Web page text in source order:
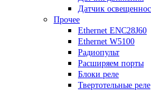
Датчик
Прочее
Ethernet ENC28J60
Ethernet W5100
Радиопульт
Расширяем порты
Блоки реле
Твертотельные реле